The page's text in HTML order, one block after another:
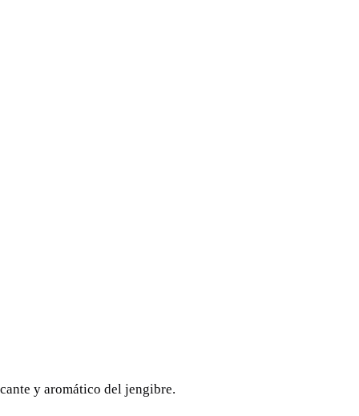
y aromático del jengibre.